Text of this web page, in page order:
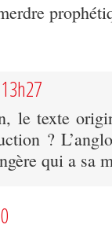
le texte
?
qui a sa